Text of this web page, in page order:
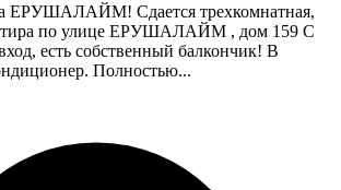
ЕРУШАЛАЙМ! Сдается трехкомнатная,
по улице ЕРУШАЛАЙМ , дом 159 С
есть собственный балкончик! В
Полностью...